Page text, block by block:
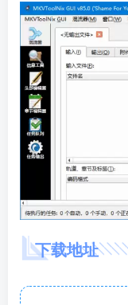
下载地址